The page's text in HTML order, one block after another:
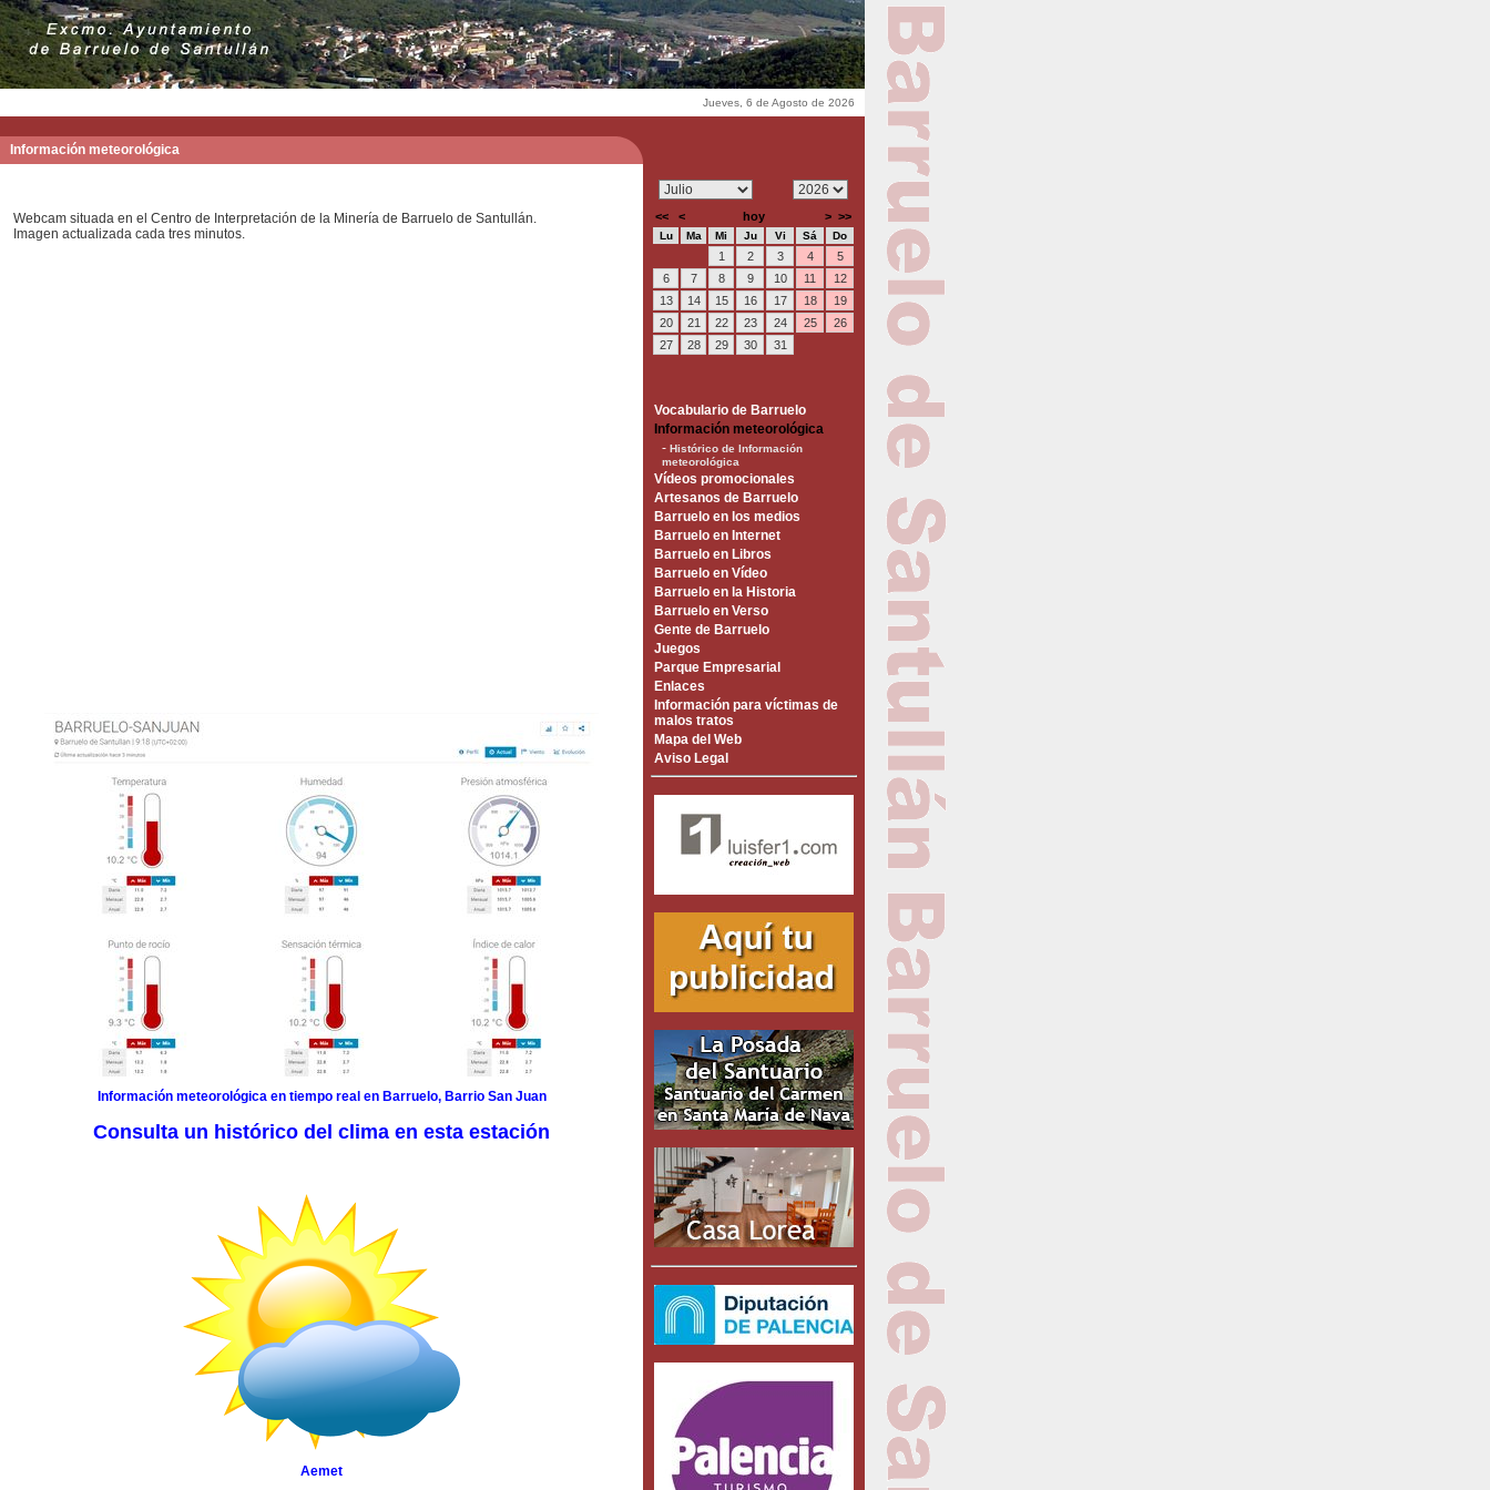
Jueves, 6 de Agosto de 2026
Información meteorológica
Webcam situada en el Centro de Interpretación de la Minería de Barruelo de Santullán.
Imagen actualizada cada tres minutos.
Información meteorológica en tiempo real en Barruelo, Barrio San Juan
Consulta un histórico del clima en esta estación
Aemet
<< < hoy > >>
Lu Ma Mi Ju Vi Sá Do
1 2 3 4
5
6
7 8 9 10 11
12
13
14 15 16 17 18
19
20
21 22 23 24 25
26
27
28 29 30 31
Vocabulario de Barruelo
Información meteorológica
- Histórico de Información
meteorológica
Vídeos promocionales
Artesanos de Barruelo
Barruelo en los medios
Barruelo en Internet
Barruelo en Libros
Barruelo en Vídeo
Barruelo en la Historia
Barruelo en Verso
Gente de Barruelo
Juegos
Parque Empresarial
Enlaces
Información para víctimas de
malos tratos
Mapa del Web
Aviso Legal